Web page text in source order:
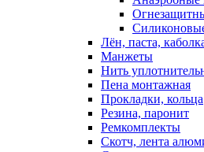
Лён, паста,
Манжеты
Нить
Пена монтажная
Прокладки, кольца
Резина, паронит
Ремкомплекты
Скотч, лента